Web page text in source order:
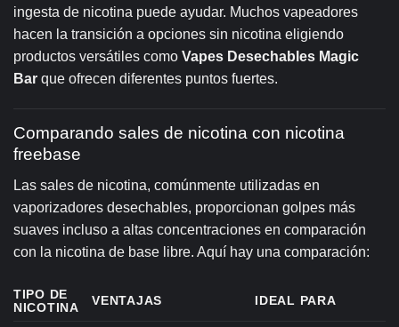
ingesta de nicotina puede ayudar. Muchos vapeadores
hacen la transición a opciones sin nicotina eligiendo
productos versátiles como Vapes Desechables Magic
Bar que ofrecen diferentes puntos fuertes.
Comparando sales de nicotina con nicotina
freebase
Las sales de nicotina, comúnmente utilizadas en
vaporizadores desechables, proporcionan golpes más
suaves incluso a altas concentraciones en comparación
con la nicotina de base libre. Aquí hay una comparación:
TIPO DE
NICOTINA
VENTAJAS IDEAL PARA